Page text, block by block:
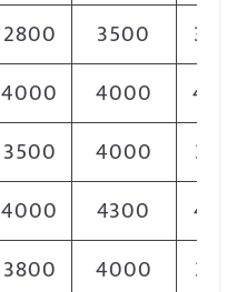
2800 3500
4000 4000
3500 4000
4000 4300
3800 4000